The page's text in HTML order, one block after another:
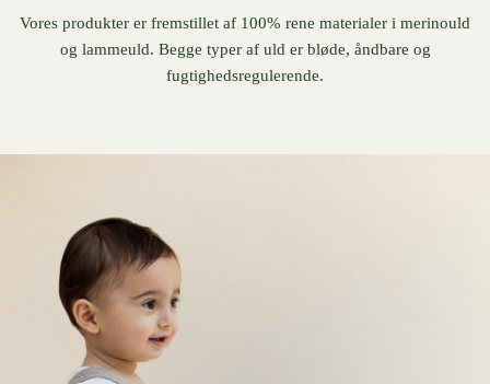
Vores produkter er fremstillet af 100% rene materialer i merinould
og lammeuld. Begge typer af uld er bløde, åndbare og
fugtighedsregulerende.